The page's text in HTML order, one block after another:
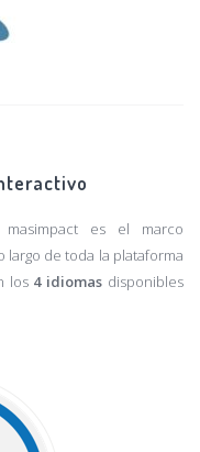
es el marco
de toda la plataforma
los 4 idiomas disponibles